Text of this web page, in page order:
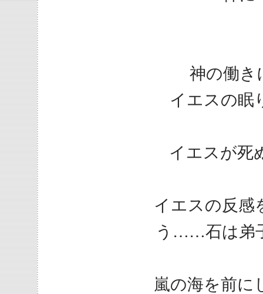
神の働き
イエスの眠
イエスが死
イエスの反感
う……石は弟
嵐の海を前に